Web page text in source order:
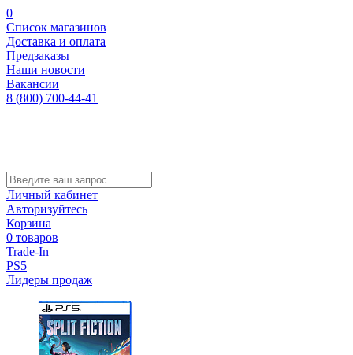
0
Список магазинов
Доставка и оплата
Предзаказы
Наши новости
Вакансии
8 (800) 700-44-41
Личный кабинет
Авторизуйтесь
Корзина
0 товаров
Trade-In
PS5
Лидеры продаж